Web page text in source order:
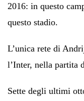
2016: in questo
questo stadio.
L’unica rete di
l’Inter, nella partita
Sette degli ultimi